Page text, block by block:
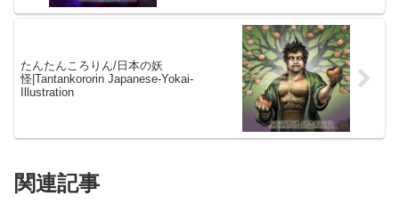
たんたんころりん/日本の妖
怪|Tantankororin Japanese-Yokai-
Illustration
関連記事